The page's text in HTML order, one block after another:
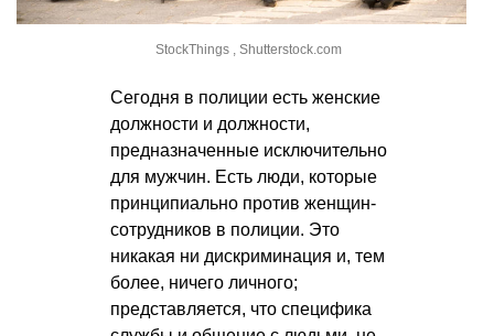
StockThings , Shutterstock.com
Сегодня в полиции есть женские
должности и должности,
предназначенные исключительно
для мужчин. Есть люди, которые
принципиально против женщин-
сотрудников в полиции. Это
никакая ни дискриминация и, тем
более, ничего личного;
представляется, что специфика